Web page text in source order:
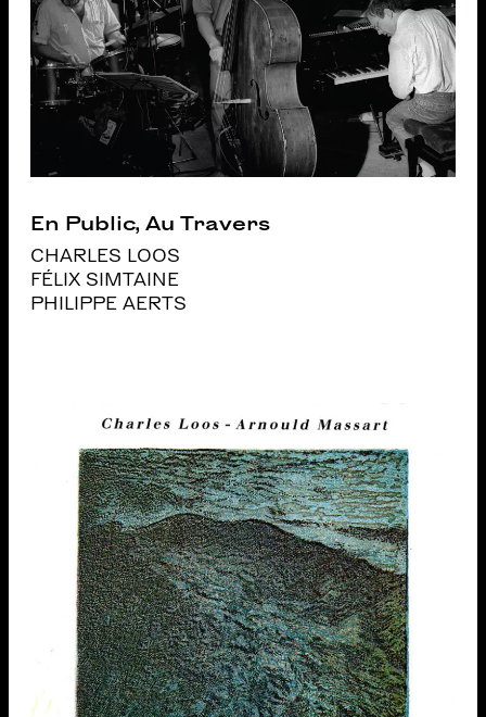
En Public, Au Travers
CHARLES LOOS
FÉLIX SIMTAINE
PHILIPPE AERTS